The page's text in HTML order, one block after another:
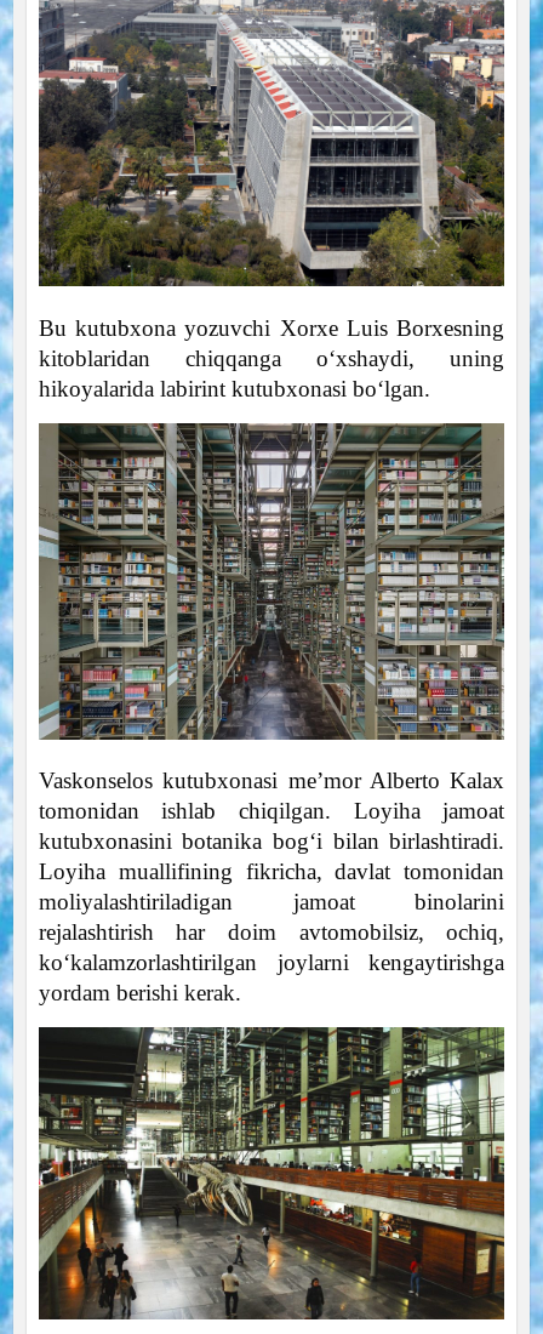
Bu kutubxona yozuvchi Xorxe Luis Borxesning
kitoblaridan chiqqanga o‘xshaydi, uning
hikoyalarida labirint kutubxonasi bo‘lgan.
Vaskonselos kutubxonasi me’mor Alberto Kalax
tomonidan ishlab chiqilgan. Loyiha jamoat
kutubxonasini botanika bog‘i bilan birlashtiradi.
Loyiha muallifining fikricha, davlat tomonidan
moliyalashtiriladigan jamoat binolarini
rejalashtirish har doim avtomobilsiz, ochiq,
ko‘kalamzorlashtirilgan joylarni kengaytirishga
yordam berishi kerak.